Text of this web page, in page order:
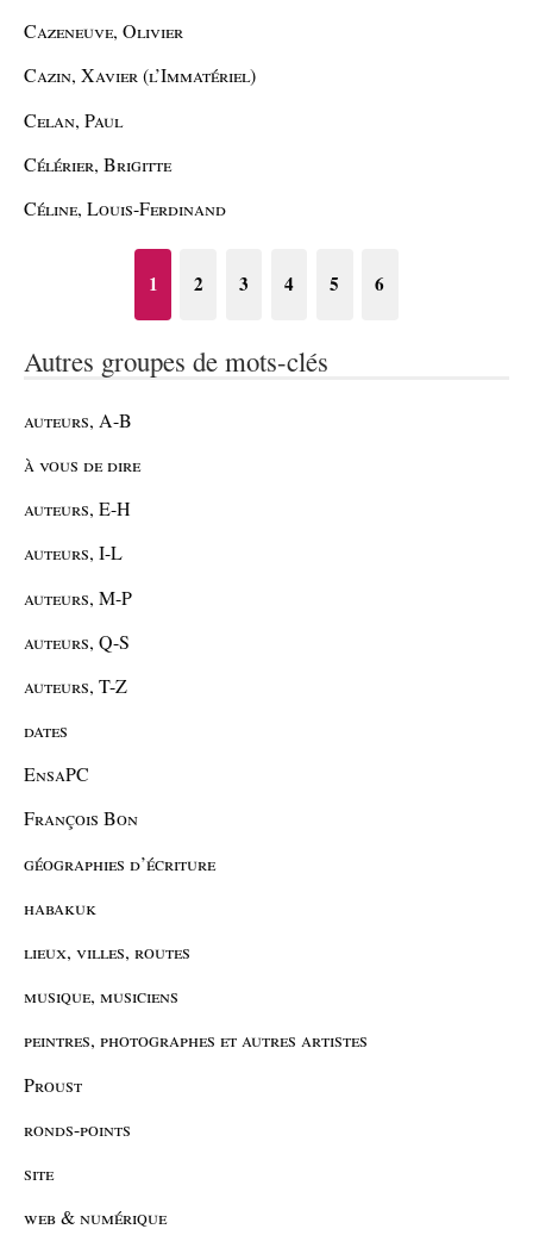
Cazeneuve, Olivier
Cazin, Xavier (l’Immatériel)
Celan, Paul
Célérier, Brigitte
Céline, Louis-Ferdinand
1 2 3 4 5 6
Autres groupes de mots-clés
auteurs, A-B
à vous de dire
auteurs, E-H
auteurs, I-L
auteurs, M-P
auteurs, Q-S
auteurs, T-Z
dates
EnsaPC
François Bon
géographies d’écriture
habakuk
lieux, villes, routes
musique, musiciens
peintres, photographes et autres artistes
Proust
ronds-points
site
web & numérique